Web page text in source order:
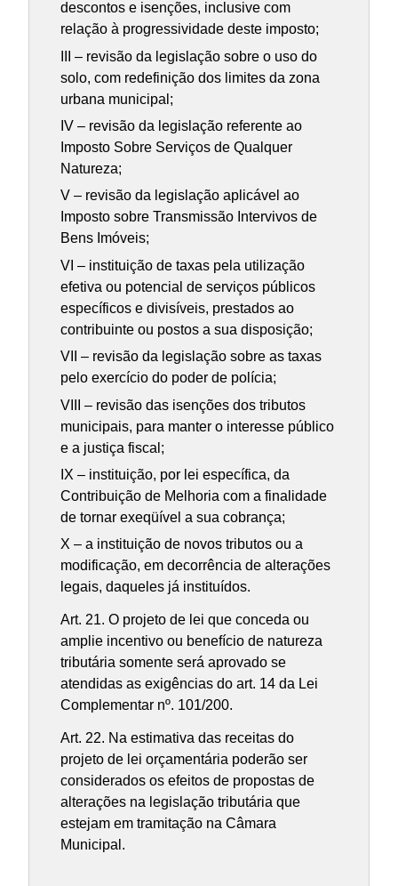
descontos e isenções, inclusive com
relação à progressividade deste imposto;
III – revisão da legislação sobre o uso do
solo, com redefinição dos limites da zona
urbana municipal;
IV – revisão da legislação referente ao
Imposto Sobre Serviços de Qualquer
Natureza;
V – revisão da legislação aplicável ao
Imposto sobre Transmissão Intervivos de
Bens Imóveis;
VI – instituição de taxas pela utilização
efetiva ou potencial de serviços públicos
específicos e divisíveis, prestados ao
contribuinte ou postos a sua disposição;
VII – revisão da legislação sobre as taxas
pelo exercício do poder de polícia;
VIII – revisão das isenções dos tributos
municipais, para manter o interesse público
e a justiça fiscal;
IX – instituição, por lei específica, da
Contribuição de Melhoria com a finalidade
de tornar exeqüível a sua cobrança;
X – a instituição de novos tributos ou a
modificação, em decorrência de alterações
legais, daqueles já instituídos.
Art. 21. O projeto de lei que conceda ou
amplie incentivo ou benefício de natureza
tributária somente será aprovado se
atendidas as exigências do art. 14 da Lei
Complementar nº. 101/200.
Art. 22. Na estimativa das receitas do
projeto de lei orçamentária poderão ser
considerados os efeitos de propostas de
alterações na legislação tributária que
estejam em tramitação na Câmara
Municipal.